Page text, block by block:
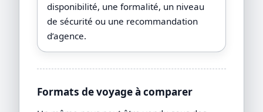
disponibilité, une formalité, un niveau
de sécurité ou une recommandation
d’agence.
Formats de voyage à comparer